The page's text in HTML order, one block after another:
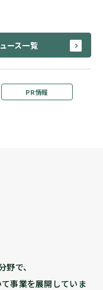
ース一覧
PR情報
で、
事業を展開していま